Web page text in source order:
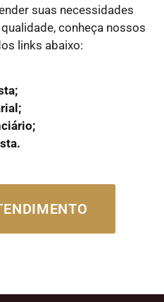
suas necessidades
conheça nossos
links abaixo: